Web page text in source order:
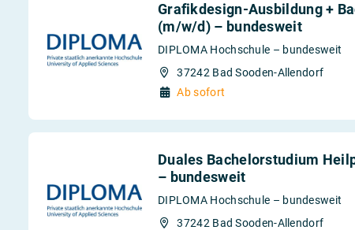
Grafikdesign-Ausbildung +
(m/w/d) – bundesweit
DIPLOMA Hochschule – bundesweit
37242 Bad Sooden-Allendorf
Ab sofort
Duales Bachelorstudium
– bundesweit
DIPLOMA Hochschule – bundesweit
37242 Bad Sooden-Allendorf